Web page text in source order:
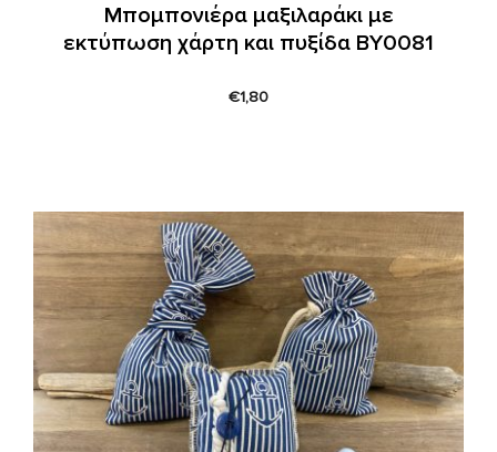
Μπομπονιέρα μαξιλαράκι με
εκτύπωση χάρτη και πυξίδα ΒΥ0081
€1,80